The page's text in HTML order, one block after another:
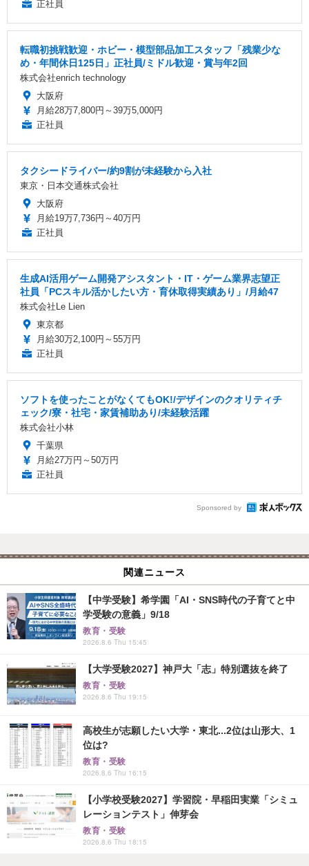
正社員
転職初挑戦歓迎・ホビー・模型部品加工スタッフ「残業少な
め・年間休日125日」正社員/ミドル歓迎・賞与年2回
株式会社enrich technology
大阪府
月給28万7,800円～39万5,000円
正社員
タクシードライバー/約9割が未経験から入社
東京・日本交通株式会社
大阪府
月給19万7,736円～40万円
正社員
生成AI活用ゲーム開発アシスタント・IT・ゲーム業界志望正
社員「PCスキル活かしたい方・育休取得実績あり」/月給47
株式会社Le Lien
東京都
月給30万2,100円～55万円
正社員
ソフトを使ったことがなくてもOK!/デザインのクオリティチ
ェック/寮・社宅・家賃補助あり/未経験活躍
株式会社小林
千葉県
月給27万円～50万円
正社員
Sponsored by
関連ニュース
【中学受験】希学園「AI・SNS時代の子育てと中
学受験の意義」9/18
教育・受験
2026.8.6 Thu 15:45
【大学受験2027】神戸大「志」特別選抜を終了
教育・受験
2026.8.6 Thu 19:15
高校生が志願したい大学・東北...2位は山形大、1
位は?
教育・受験
2026.8.6 Thu 16:15
【小学校受験2027】学習院・早稲田実業「シミュ
レーションテスト」伸芽会
教育・受験
2026.8.6 Thu 18:15